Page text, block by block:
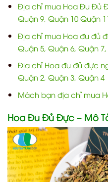
Địa chỉ mua Hoa Đu Đủ
Quận 9, Quận 10 Quận
Địa chỉ mua Hoa đu đủ
Quận 5, Quận 6, Quận
Địa chỉ Hoa đu đủ đực
Quận 2, Quận 3, Quận 4
Mách bạn địa chỉ mua
Hoa Đu Đủ Đực – Mô